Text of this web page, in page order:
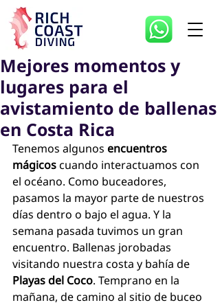
Mejores momentos y
lugares para el
avistamiento de ballenas
en Costa Rica
Tenemos algunos encuentros
mágicos cuando interactuamos con
el océano. Como buceadores,
pasamos la mayor parte de nuestros
días dentro o bajo el agua. Y la
semana pasada tuvimos un gran
encuentro. Ballenas jorobadas
visitando nuestra costa y bahía de
Playas del Coco. Temprano en la
mañana, de camino al sitio de buceo